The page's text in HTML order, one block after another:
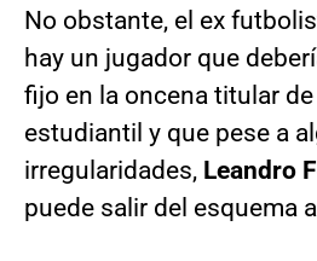
No obstante, el ex
hay un jugador que
fijo en la oncena titular
estudiantil y que pese a
irregularidades, Leandro
puede salir del esquema